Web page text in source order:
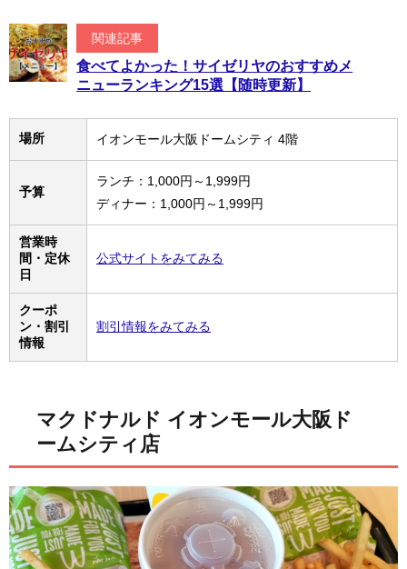
関連記事
食べてよかった！サイゼリヤのおすすめメ
ニューランキング15選【随時更新】
場所 イオンモール大阪ドームシティ 4階
予算
ランチ：1,000円～1,999円
ディナー：1,000円～1,999円
営業時
間・定休
日
公式サイトをみてみる
クーポ
ン・割引
情報
割引情報をみてみる
マクドナルド イオンモール大阪ド
ームシティ店